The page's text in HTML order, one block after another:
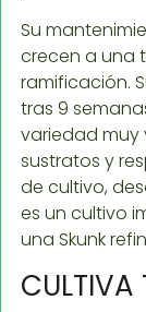
Su
crecen a una
ramificación.
tras 9
variedad muy
sustratos y
de cultivo,
es un cultivo
una Skunk
CULTIVA